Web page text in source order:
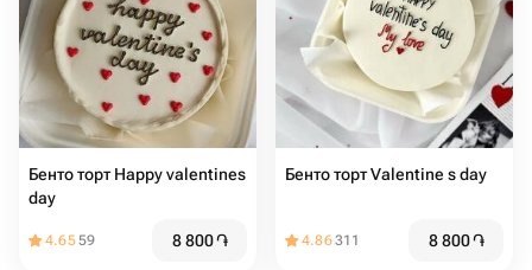
Бенто торт Happy valentines
day
4.6559 8 800֏
Бенто торт Valentine s day
4.86311 8 800֏